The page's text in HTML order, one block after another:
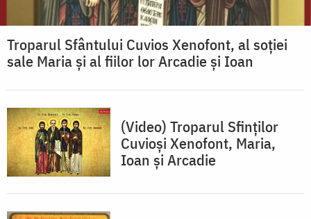
Troparul Sfântului Cuvios Xenofont, al soţiei
sale Maria şi al fiilor lor Arcadie şi Ioan
(Video) Troparul Sfinților
Cuvioși Xenofont, Maria,
Ioan și Arcadie